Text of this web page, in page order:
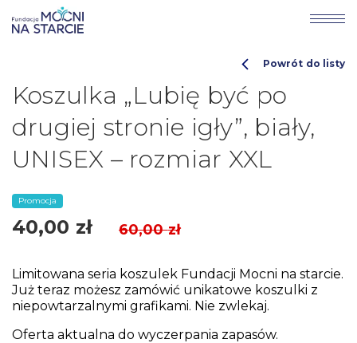
Koszulka „Lubię być po
drugiej stronie igły”, biały,
UNISEX – rozmiar XXL
Powrót do listy
Promocja
40,00 zł 60,00zł
Limitowana seria koszulek Fundacji Mocni na starcie.
Już teraz możesz zamówić unikatowe koszulki z
niepowtarzalnymi grafikami. Nie zwlekaj.
Oferta aktualna do wyczerpania zapasów.